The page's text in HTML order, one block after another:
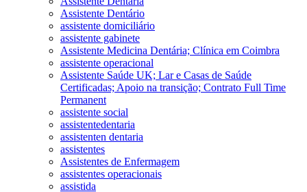
Assistente Dentário
assistente domiciliário
assistente gabinete
Assistente Medicina Dentária; Clínica em Coimbra
assistente operacional
Assistente Saúde UK; Lar e Casas de Saúde
Certificadas; Apoio na transição; Contrato Full Time
Permanent
assistente social
assistentedentaria
assistenten dentaria
assistentes
Assistentes de Enfermagem
assistentes operacionais
assistida